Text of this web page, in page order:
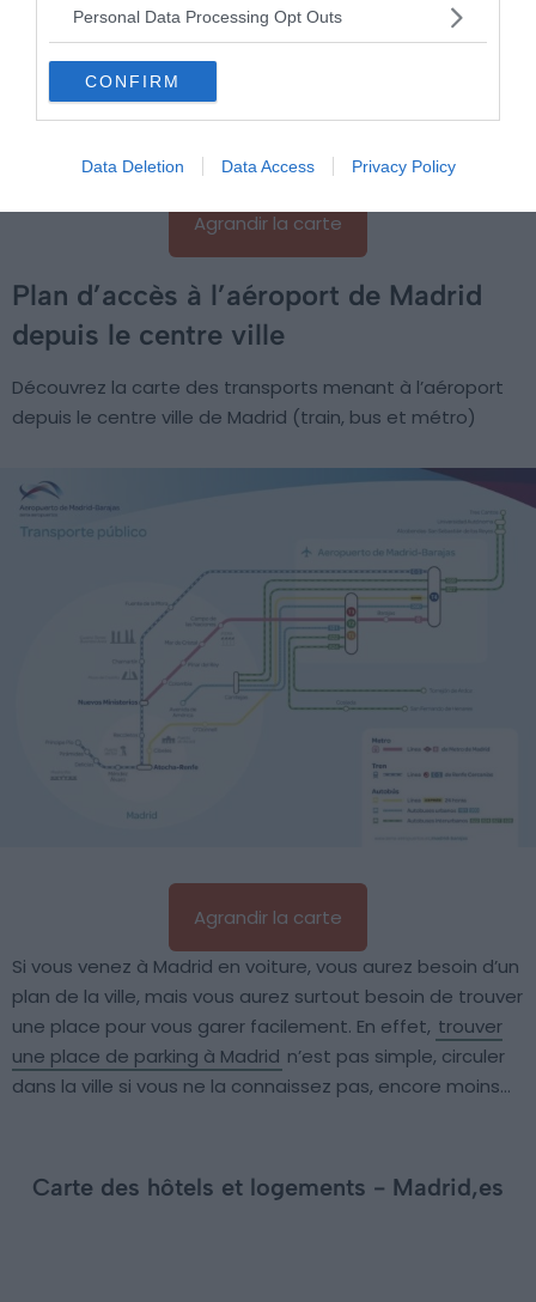
Personal Data Processing Opt Outs
CONFIRM
Data Deletion Data Access Privacy Policy
Agrandir la carte
Plan d’accès à l’aéroport de Madrid
depuis le centre ville
Découvrez la carte des transports menant à l’aéroport
depuis le centre ville de Madrid (train, bus et métro)
Agrandir la carte
Si vous venez à Madrid en voiture, vous aurez besoin d’un
plan de la ville, mais vous aurez surtout besoin de trouver
une place pour vous garer facilement. En effet, trouver
une place de parking à Madrid n’est pas simple, circuler
dans la ville si vous ne la connaissez pas, encore moins…
Carte des hôtels et logements - Madrid,es